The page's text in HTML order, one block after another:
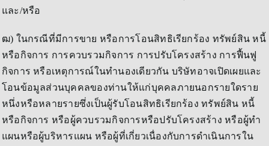
และ/หรือ
ฒ) ในกรณีที่มีการขาย หรือการโอนสิทธิเรียกร้อง ทรัพย์สิน หนี้
หรือกิจการ การควบรวมกิจการ การปรับโครงสร้าง การฟื้นฟู
กิจการ หรือเหตุการณ์ในทำนองเดียวกัน บริษัทอาจเปิดเผยและ
โอนข้อมูลส่วนบุคคลของท่านให้แก่บุคคลภายนอกรายใดราย
หนึ่งหรือหลายรายซึ่งเป็นผู้รับโอนสิทธิเรียกร้อง ทรัพย์สิน หนี้
หรือกิจการ หรือผู้ควบรวมกิจการหรือปรับโครงสร้าง หรือผู้ทำ
แผนหรือผู้บริหารแผน หรือผู้ที่เกี่ยวเนื่องกับการดำเนินการใน